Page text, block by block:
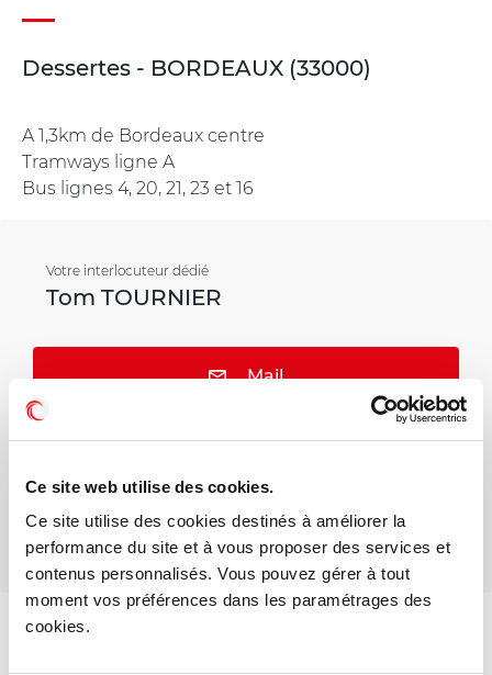
Ce site web utilise des cookies.
Ce site utilise des cookies destinés à améliorer la
performance du site et à vous proposer des services et
contenus personnalisés. Vous pouvez gérer à tout
moment vos préférences dans les paramétrages des
cookies.
Dessertes - BORDEAUX (33000)
A 1,3km de Bordeaux centre
Tramways ligne A
Bus lignes 4, 20, 21, 23 et 16
Votre interlocuteur dédié
Tom TOURNIER
Mail
Voir les offres similaires